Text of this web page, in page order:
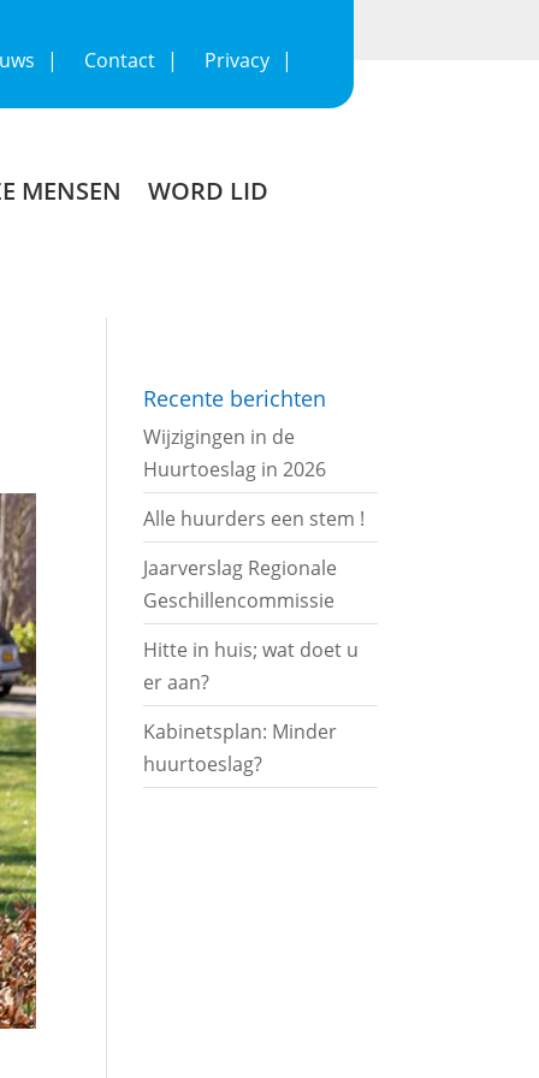
Contact Privacy
MENSEN WORD LID
Recente berichten
Wijzigingen in de
Huurtoeslag in 2026
Alle huurders een stem !
Jaarverslag Regionale
Geschillencommissie
Hitte in huis; wat doet u
er aan?
Kabinetsplan: Minder
huurtoeslag?